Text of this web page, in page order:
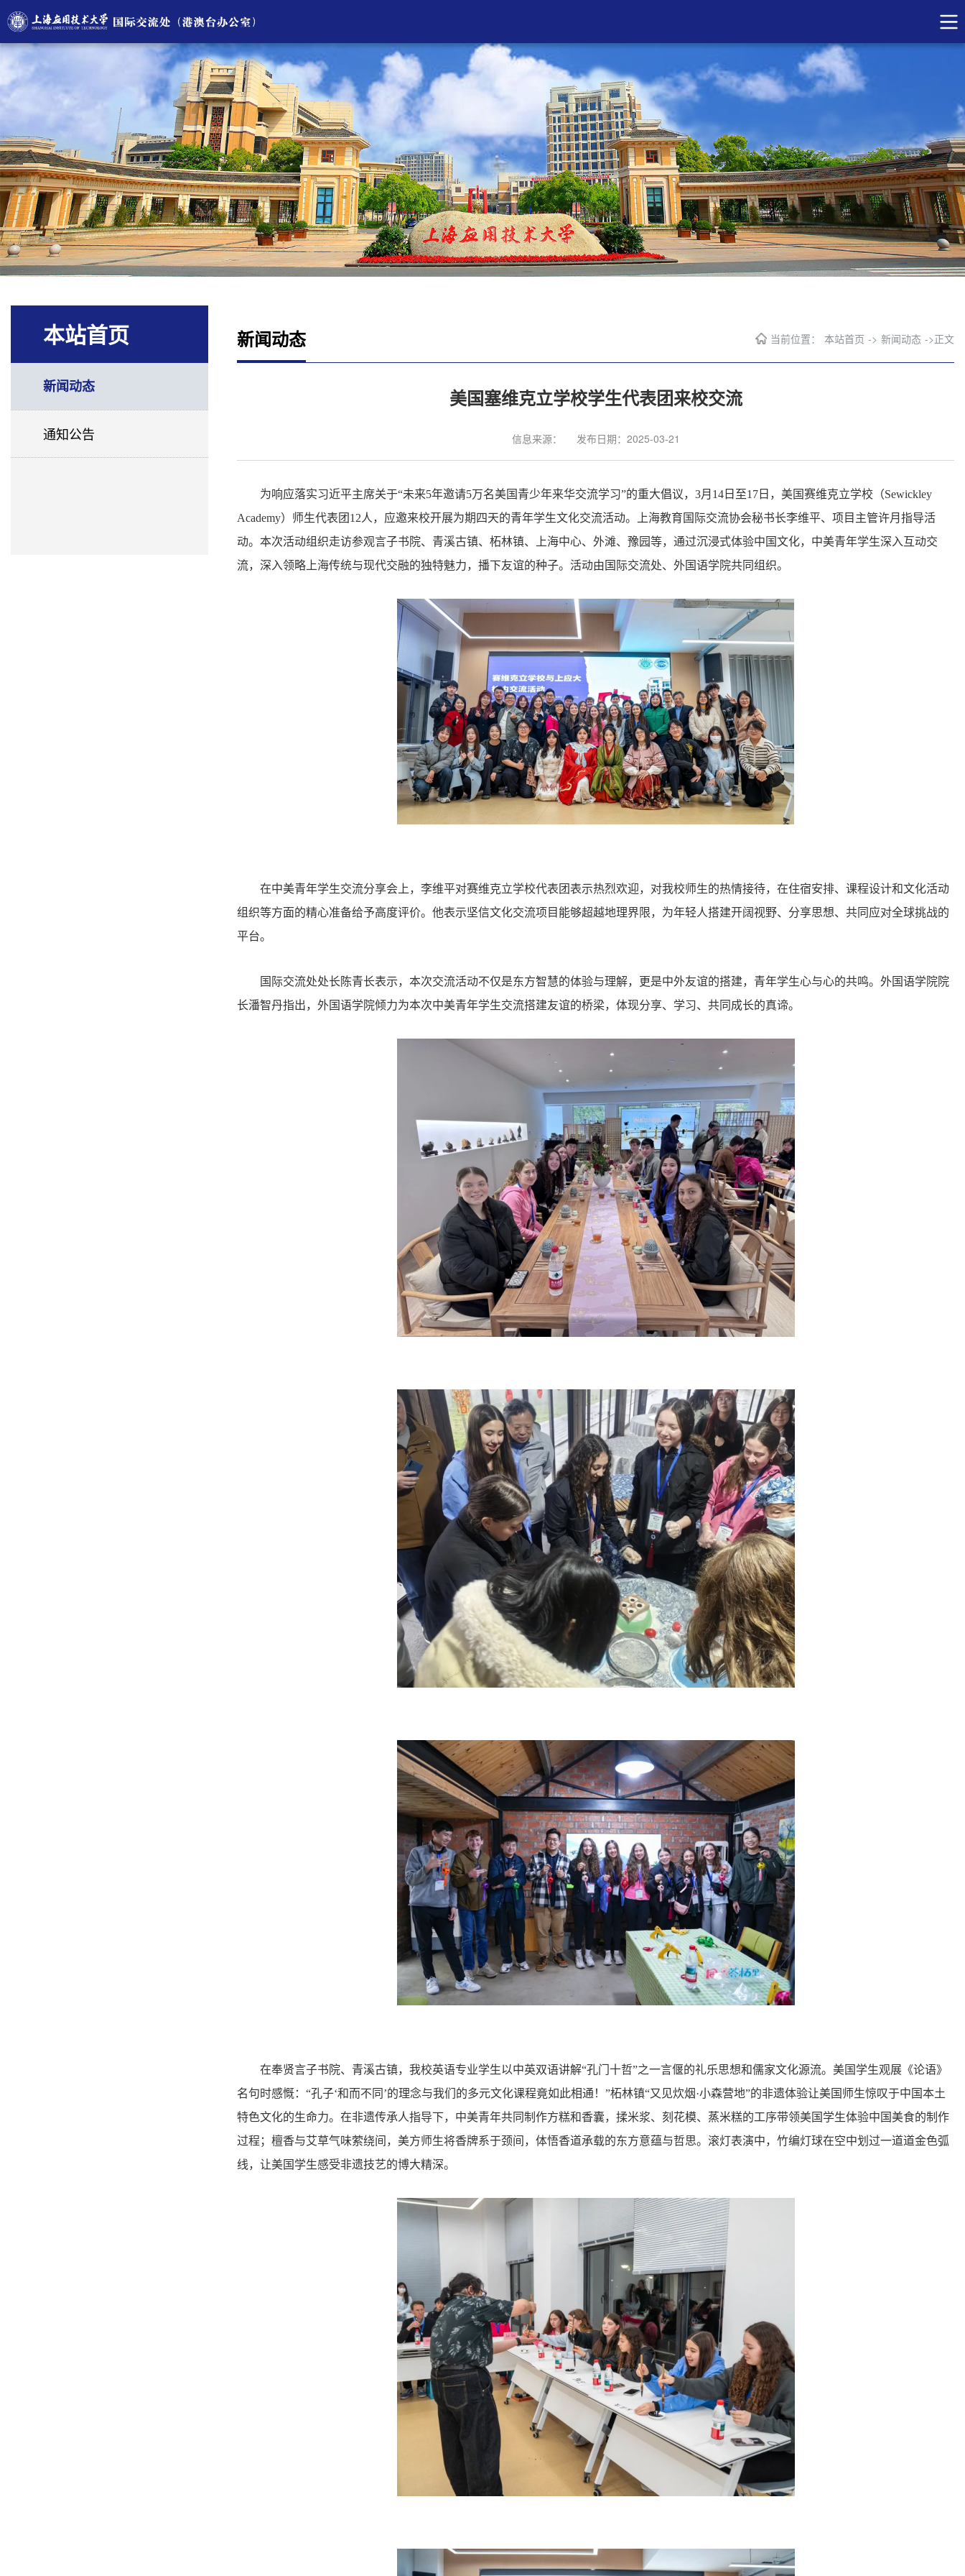
本站首页
新闻动态
通知公告
新闻动态 当前位置： 本站首页 -> 新闻动态 ->正文
美国塞维克立学校学生代表团来校交流
信息来源： 发布日期：2025-03-21
为响应落实习近平主席关于“未来5年邀请5万名美国青少年来华交流学习”的重大倡议，3月14日至17日，美国赛维克立学校（Sewickley
Academy）师生代表团12人，应邀来校开展为期四天的青年学生文化交流活动。上海教育国际交流协会秘书长李维平、项目主管许月指导活
动。本次活动组织走访参观言子书院、青溪古镇、柘林镇、上海中心、外滩、豫园等，通过沉浸式体验中国文化，中美青年学生深入互动交
流，深入领略上海传统与现代交融的独特魅力，播下友谊的种子。活动由国际交流处、外国语学院共同组织。
在中美青年学生交流分享会上，李维平对赛维克立学校代表团表示热烈欢迎，对我校师生的热情接待，在住宿安排、课程设计和文化活动
组织等方面的精心准备给予高度评价。他表示坚信文化交流项目能够超越地理界限，为年轻人搭建开阔视野、分享思想、共同应对全球挑战的
平台。
国际交流处处长陈青长表示，本次交流活动不仅是东方智慧的体验与理解，更是中外友谊的搭建，青年学生心与心的共鸣。外国语学院院
长潘智丹指出，外国语学院倾力为本次中美青年学生交流搭建友谊的桥梁，体现分享、学习、共同成长的真谛。
在奉贤言子书院、青溪古镇，我校英语专业学生以中英双语讲解“孔门十哲”之一言偃的礼乐思想和儒家文化源流。美国学生观展《论语》
名句时感慨：“孔子‘和而不同’的理念与我们的多元文化课程竟如此相通！”柘林镇“又见炊烟·小森营地”的非遗体验让美国师生惊叹于中国本土
特色文化的生命力。在非遗传承人指导下，中美青年共同制作方糕和香囊，揉米浆、刻花模、蒸米糕的工序带领美国学生体验中国美食的制作
过程；檀香与艾草气味萦绕间，美方师生将香牌系于颈间，体悟香道承载的东方意蕴与哲思。滚灯表演中，竹编灯球在空中划过一道道金色弧
线，让美国学生感受非遗技艺的博大精深。